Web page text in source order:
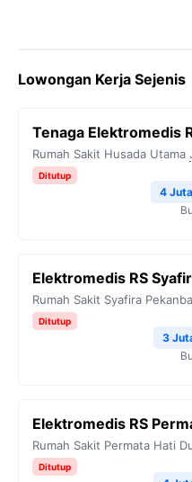
Lowongan Kerja Sejenis
Tenaga Elektromedis
Rumah Sakit Husada Utama
Ditutup
4
Elektromedis RS
Rumah Sakit Syafira
Ditutup
3
Elektromedis RS
Rumah Sakit Permata Hati
Ditutup